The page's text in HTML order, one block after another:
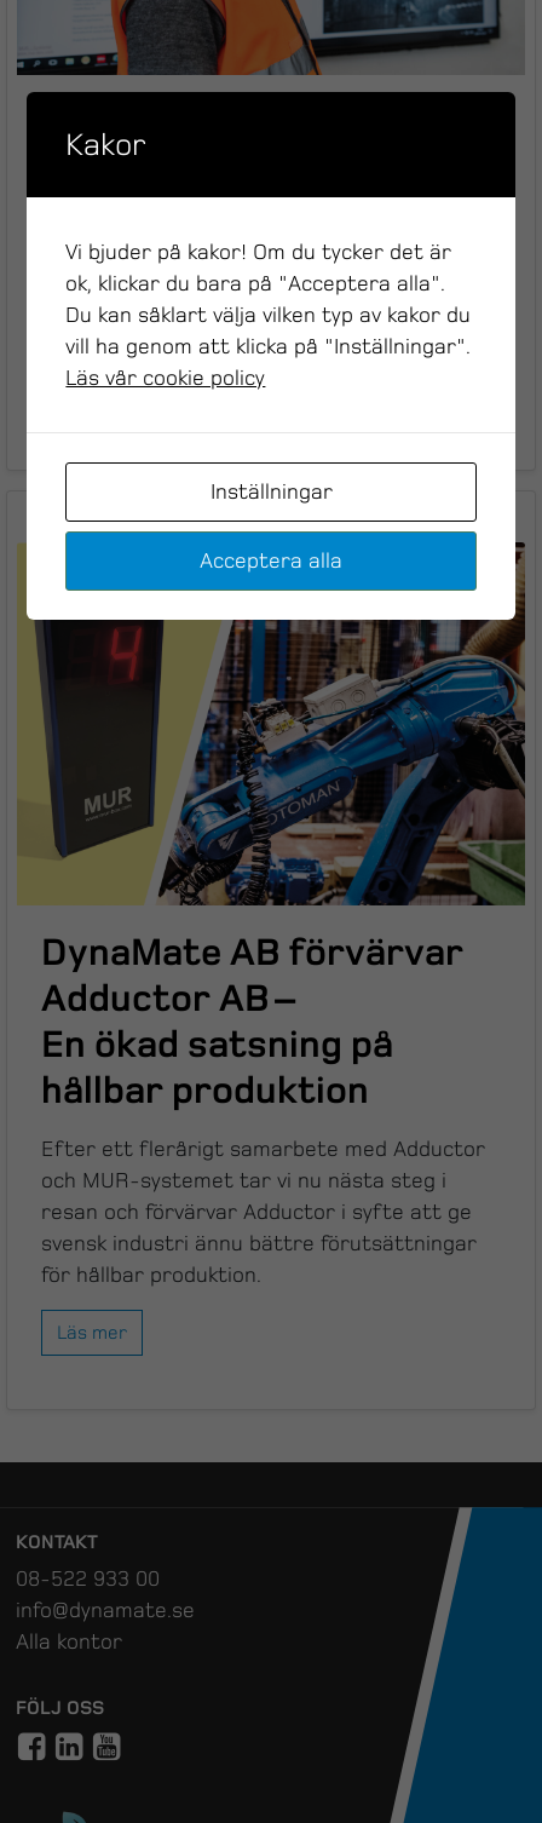
Vill du maximera din
produktion? Besök oss på
Den 13:e – 14:e september välkomnar vi dig till
Euro Expo Industrimässa i Sundsvall. Vi är
redo att prata framtidens industri med dig!
Läs mer
28 februari, 2023
DynaMate AB förvärvar
Adductor AB –
En ökad satsning på
hållbar produktion
Efter ett flerårigt samarbete med Adductor
och MUR-systemet tar vi nu nästa steg i
resan och förvärvar Adductor i syfte att ge
svensk industri ännu bättre förutsättningar
för hållbar produktion.
Läs mer
KONTAKT
08-522 933 00
info@dynamate.se
Alla kontor
FÖLJ OSS
Kakor
Vi bjuder på kakor! Om du tycker det är
ok, klickar du bara på "Acceptera alla".
Du kan såklart välja vilken typ av kakor du
vill ha genom att klicka på "Inställningar".
Läs vår cookie policy
Inställningar
Acceptera alla